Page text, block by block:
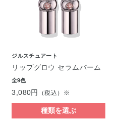
ジルスチュアート
リップグロウ セラムバーム
全9色
3,080円 （税込）※
種類を選ぶ